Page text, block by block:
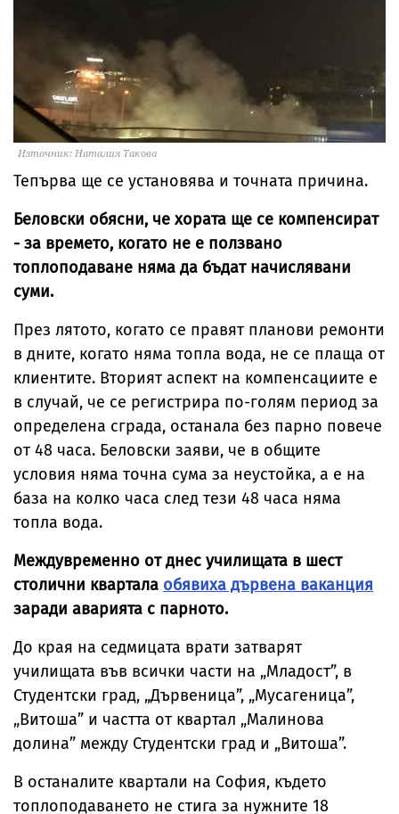
Източник: Наталия Такова
Тепърва ще се установява и точната причина.
Беловски обясни, че хората ще се компенсират
- за времето, когато не е ползвано
топлоподаване няма да бъдат начислявани
суми.
През лятото, когато се правят планови ремонти
в дните, когато няма топла вода, не се плаща от
клиентите. Вторият аспект на компенсациите е
в случай, че се регистрира по-голям период за
определена сграда, останала без парно повече
от 48 часа. Беловски заяви, че в общите
условия няма точна сума за неустойка, а е на
база на колко часа след тези 48 часа няма
топла вода.
Междувременно от днес училищата в шест
столични квартала обявиха дървена ваканция
заради аварията с парното.
До края на седмицата врати затварят
училищата във всички части на „Младост”, в
Студентски град, „Дървеница”, „Мусагеница”,
„Витоша” и частта от квартал „Малинова
долина” между Студентски град и „Витоша”.
В останалите квартали на София, където
топлоподаването не стига за нужните 18